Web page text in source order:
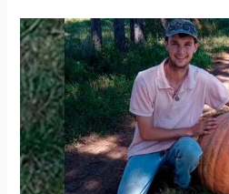
Familia
Hauser
Grigolatto
de
Los
Charrúas
Impresiona
con